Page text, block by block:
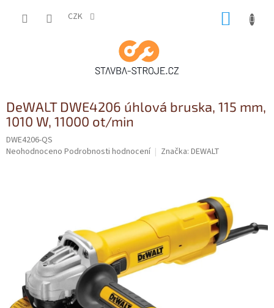
CZK
DeWALT DWE4206 úhlová bruska, 115 mm,
1010 W, 11000 ot/min
DWE4206-QS
Průměrné
Neohodnoceno Podrobnosti hodnocení Značka: DEWALT